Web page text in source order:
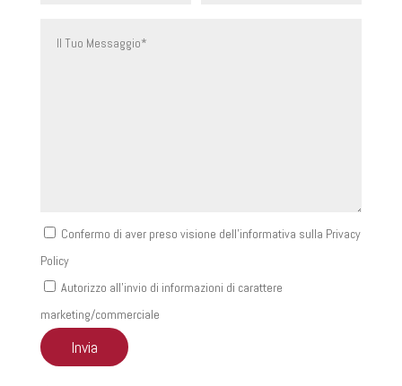
Confermo di aver preso visione dell'informativa sulla Privacy
Policy
Autorizzo all'invio di informazioni di carattere
marketing/commerciale